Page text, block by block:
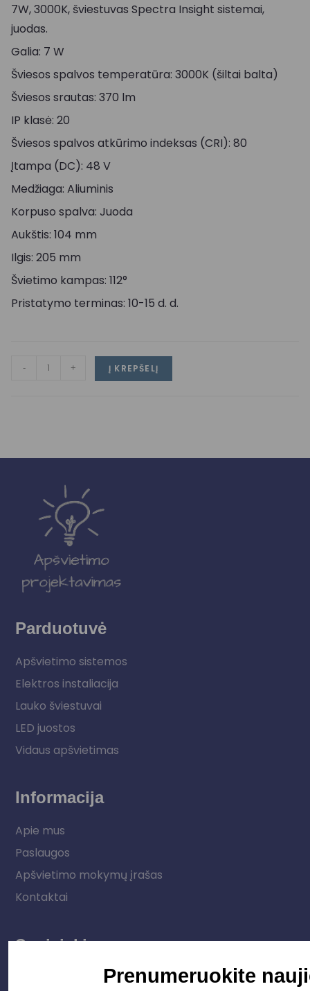
7W, 3000K, šviestuvas Spectra Insight sistemai,
juodas.
Galia: 7 W
Šviesos spalvos temperatūra: 3000K (šiltai balta)
Šviesos srautas: 370 lm
IP klasė: 20
Šviesos spalvos atkūrimo indeksas (CRI): 80
Įtampa (DC): 48 V
Medžiaga: Aliuminis
Korpuso spalva: Juoda
Aukštis: 104 mm
Ilgis: 205 mm
Švietimo kampas: 112°
Pristatymo terminas: 10-15 d. d.
- + Į KREPŠELĮ
Parduotuvė
Apšvietimo sistemos
Elektros instaliacija
Lauko šviestuvai
LED juostos
Vidaus apšvietimas
Informacija
Apie mus
Paslaugos
Apšvietimo mokymų įrašas
Kontaktai
Susisiekime
info@apsvietimoprojektavimas.ltPrenumeruokite